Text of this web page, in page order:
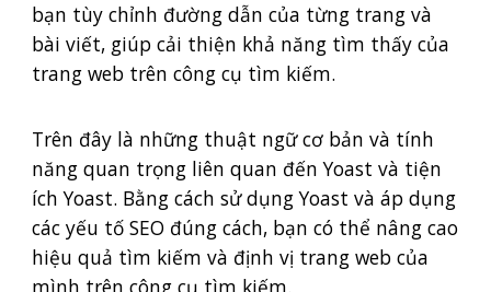
bạn tùy chỉnh đường dẫn của từng trang và
bài viết, giúp cải thiện khả năng tìm thấy của
trang web trên công cụ tìm kiếm.
Trên đây là những thuật ngữ cơ bản và tính
năng quan trọng liên quan đến Yoast và tiện
ích Yoast. Bằng cách sử dụng Yoast và áp dụng
các yếu tố SEO đúng cách, bạn có thể nâng cao
hiệu quả tìm kiếm và định vị trang web của
mình trên công cụ tìm kiếm.